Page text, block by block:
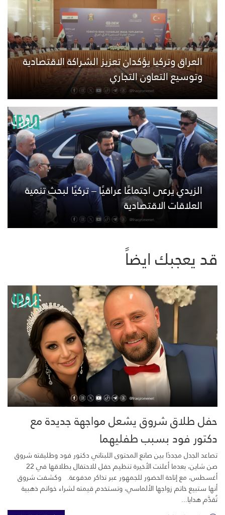
العراق وتركيا يؤكدان تعزيز الشراكة الاقتصادية
وتوسيع التعاون التجاري
الزيدي يرعى اجتماعًا عراقيًا – تركيًا لبحث تنمية
العلاقات الاقتصادية
قد يعجبك ايضاً
حفل طلاق شروق يشعل مواجهة جديدة مع
دكتور فود بسبب طفليهما
تصاعد الجدل مجددًا بين صانع المحتوى اللبناني دكتور فود وطليقته شروق
صن شاين، بعدما أعلنت الأخيرة تنظيم حفل للاحتفال بطلاقها في 22
أغسطس، مع إتاحة الحضور للجمهور عبر تذاكر مدفوعة. وكشفت شروق
أنها ستبيع خاتم زواجها الألماسي، وتستخدم قيمته لشراء خواتم ذهبية
تُقدَّم هدايا...